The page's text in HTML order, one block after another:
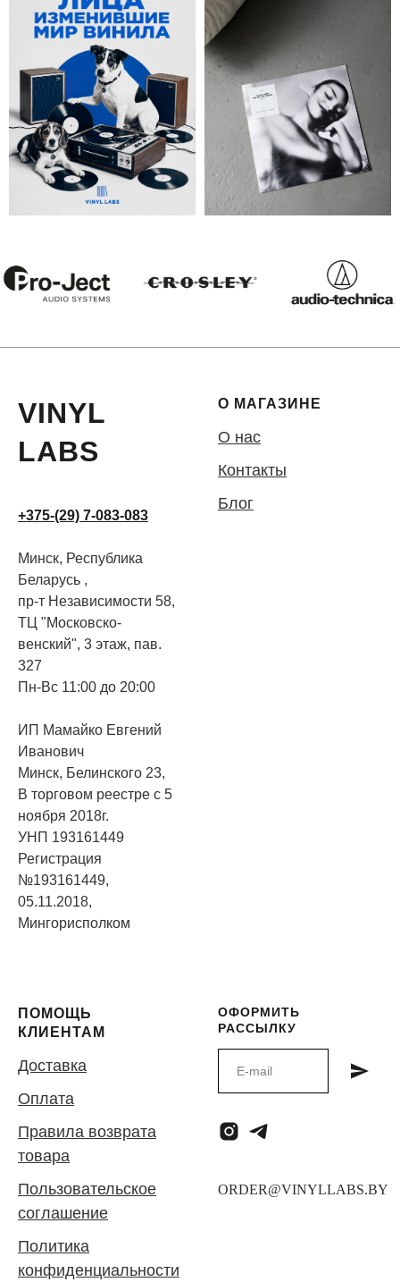
VINYL
LABS
+375-(29) 7-083-083
Минск, Республика
Беларусь ,
пр-т Независимости 58,
ТЦ "Московско-
венский", 3 этаж, пав.
327
Пн-Вс 11:00 до 20:00
ИП Мамайко Евгений
Иванович
Минск, Белинского 23,
В торговом реестре с 5
ноября 2018г.
УНП 193161449
Регистрация
№193161449,
05.11.2018,
Мингорисполком
О МАГАЗИНЕ
О нас
Контакты
Блог
ПОМОЩЬ
КЛИЕНТАМ
Доставка
Оплата
Правила возврата
товара
Пользовательское
соглашение
Политика
конфиденциальности
ОФОРМИТЬ
РАССЫЛКУ